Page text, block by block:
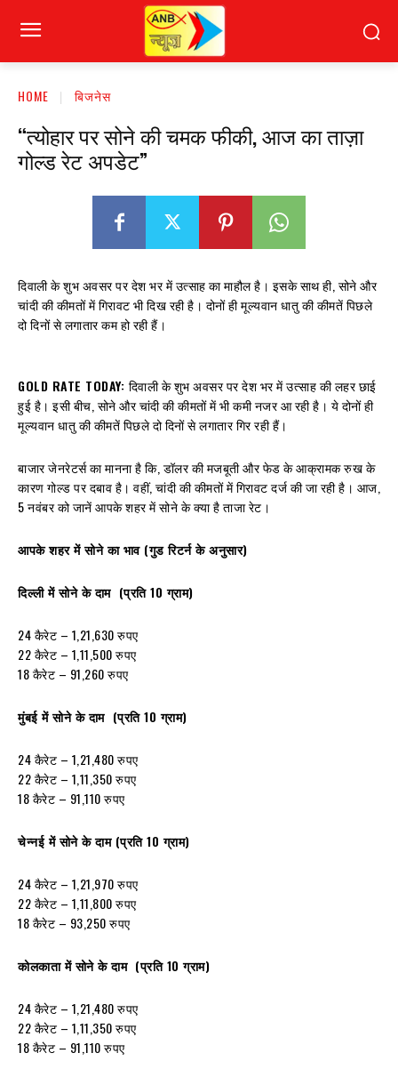
HOME बिजनेस
“त्योहार पर सोने की चमक फीकी, आज का ताज़ा
गोल्ड रेट अपडेट”
दिवाली के शुभ अवसर पर देश भर में उत्साह का माहौल है। इसके साथ ही, सोने और
चांदी की कीमतों में गिरावट भी दिख रही है। दोनों ही मूल्यवान धातु की कीमतें पिछले
दो दिनों से लगातार कम हो रही हैं।
GOLD RATE TODAY: दिवाली के शुभ अवसर पर देश भर में उत्साह की लहर छाई
हुई है। इसी बीच, सोने और चांदी की कीमतों में भी कमी नजर आ रही है। ये दोनों ही
मूल्यवान धातु की कीमतें पिछले दो दिनों से लगातार गिर रही हैं।
बाजार जेनरेटर्स का मानना है कि, डॉलर की मजबूती और फेड के आक्रामक रुख के
कारण गोल्ड पर दबाव है। वहीं, चांदी की कीमतों में गिरावट दर्ज की जा रही है। आज,
5 नवंबर को जानें आपके शहर में सोने के क्या है ताजा रेट।
आपके शहर में सोने का भाव (गुड रिटर्न के अनुसार)
दिल्ली में सोने के दाम (प्रति 10 ग्राम)
24 कैरेट – 1,21,630 रुपए
22 कैरेट – 1,11,500 रुपए
18 कैरेट – 91,260 रुपए
मुंबई में सोने के दाम (प्रति 10 ग्राम)
24 कैरेट – 1,21,480 रुपए
22 कैरेट – 1,11,350 रुपए
18 कैरेट – 91,110 रुपए
चेन्नई में सोने के दाम (प्रति 10 ग्राम)
24 कैरेट – 1,21,970 रुपए
22 कैरेट – 1,11,800 रुपए
18 कैरेट – 93,250 रुपए
कोलकाता में सोने के दाम (प्रति 10 ग्राम)
24 कैरेट – 1,21,480 रुपए
22 कैरेट – 1,11,350 रुपए
18 कैरेट – 91,110 रुपए